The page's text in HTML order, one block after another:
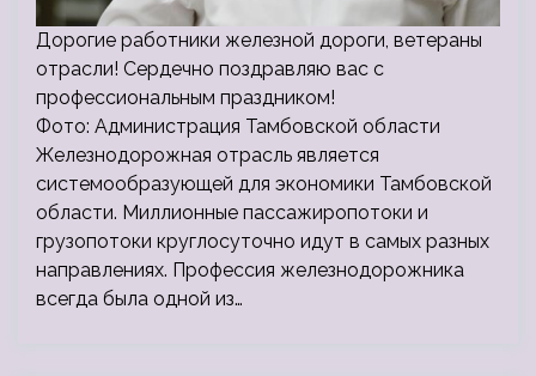
Дорогие работники железной дороги, ветераны
отрасли! Сердечно поздравляю вас с
профессиональным праздником!
Фото: Администрация Тамбовской области
Железнодорожная отрасль является
системообразующей для экономики Тамбовской
области. Миллионные пассажиропотоки и
грузопотоки круглосуточно идут в самых разных
направлениях. Профессия железнодорожника
всегда была одной из…